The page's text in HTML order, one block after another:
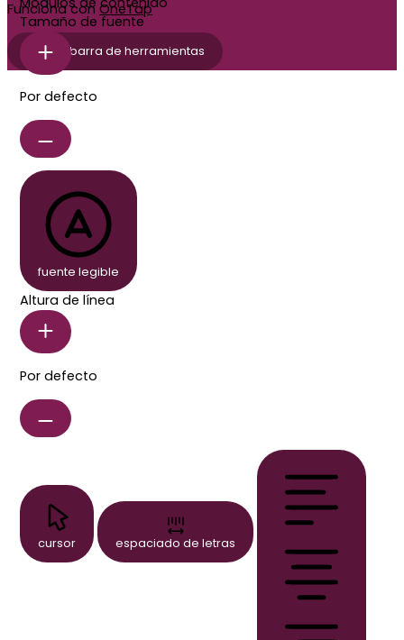
Funciona con OneTap
ocultar barra de herramientas
Tamaño de fuente
Por defecto
fuente legible
Altura de línea
Por defecto
cursor espaciado de letras